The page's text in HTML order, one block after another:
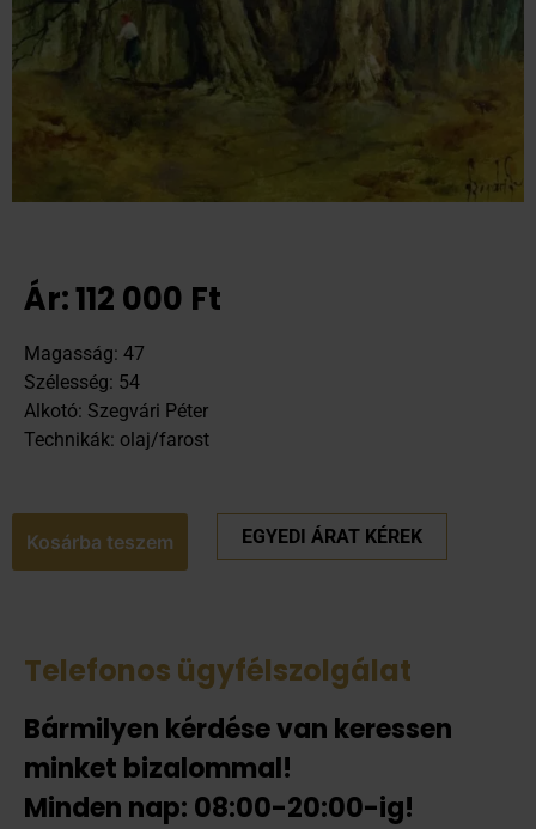
Ár:112 000 Ft
Magasság: 47
Szélesség: 54
Alkotó: Szegvári Péter
Technikák: olaj/farost
Kosárba teszem EGYEDI ÁRAT KÉREK
Telefonos ügyfélszolgálat
Bármilyen kérdése van keressen
minket bizalommal!
Minden nap: 08:00-20:00-ig!